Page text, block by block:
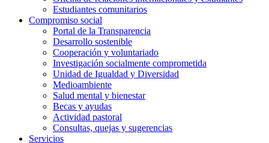
Estudiantes comunitarios
Compromiso social
Portal de la Transparencia
Desarrollo sostenible
Cooperación y voluntariado
Investigación socialmente comprometida
Unidad de Igualdad y Diversidad
Medioambiente
Salud mental y bienestar
Becas y ayudas
Actividad pastoral
Consultas, quejas y sugerencias
Servicios